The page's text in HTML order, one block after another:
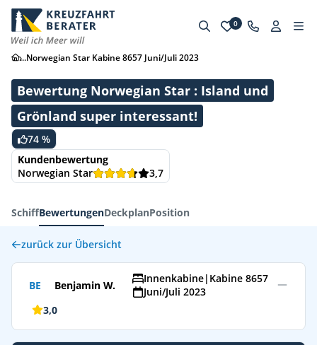
0
...Norwegian Star Kabine 8657 Juni/Juli 2023
Bewertung Norwegian Star : Island und
Grönland super interessant!
74 %
Kundenbewertung
Norwegian Star
3,7
SchiffBewertungenDeckplanPosition
zurück zur Übersicht
BE Benjamin W. Innenkabine| Kabine 8657
Juni/Juli 2023
3,0